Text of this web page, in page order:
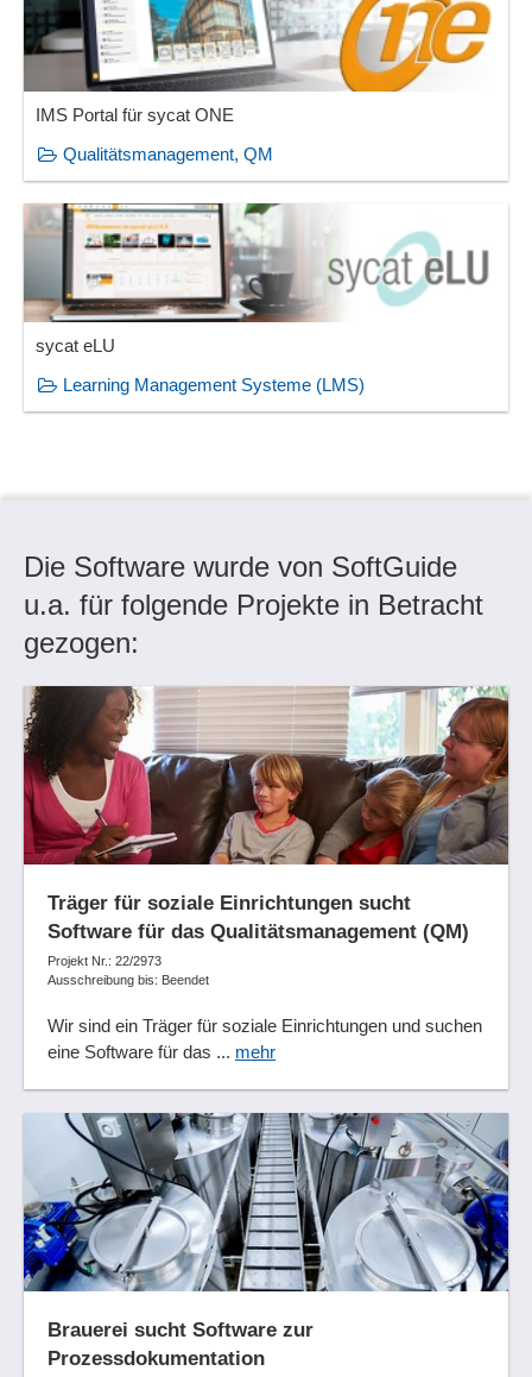
IMS Portal für sycat ONE
Qualitätsmanagement, QM
sycat eLU
Learning Management Systeme (LMS)
Die Software wurde von SoftGuide
u.a. für folgende Projekte in Betracht
gezogen:
Träger für soziale Einrichtungen sucht
Software für das Qualitätsmanagement (QM)
Projekt Nr.: 22/2973
Ausschreibung bis: Beendet
Wir sind ein Träger für soziale Einrichtungen und suchen
eine Software für das ... mehr
Brauerei sucht Software zur
Prozessdokumentation